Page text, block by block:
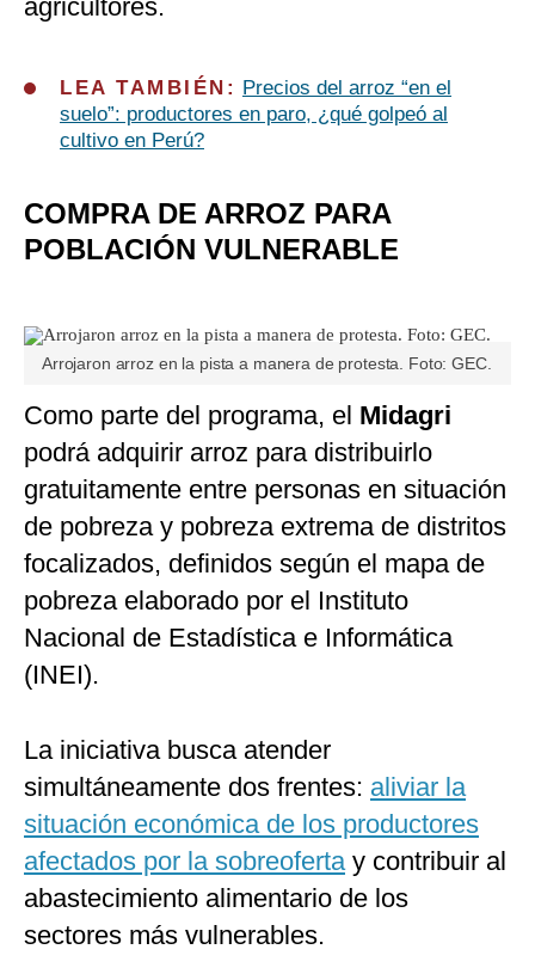
agricultores.
LEA TAMBIÉN:
Precios del arroz “en el
suelo”: productores en paro, ¿qué golpeó al
cultivo en Perú?
COMPRA DE ARROZ PARA
POBLACIÓN VULNERABLE
Arrojaron arroz en la pista a manera de protesta. Foto: GEC.
Como parte del programa, el Midagri
podrá adquirir arroz para distribuirlo
gratuitamente entre personas en situación
de pobreza y pobreza extrema de distritos
focalizados, definidos según el mapa de
pobreza elaborado por el Instituto
Nacional de Estadística e Informática
(INEI).
La iniciativa busca atender
simultáneamente dos frentes: aliviar la
situación económica de los productores
afectados por la sobreofertay contribuir al
abastecimiento alimentario de los
sectores más vulnerables.